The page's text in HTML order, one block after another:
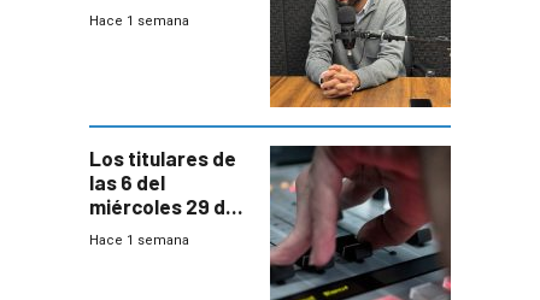
las pruebas
Hace 1 semana
Los titulares de
las 6 del
miércoles 29 de
julio de 2026
Hace 1 semana